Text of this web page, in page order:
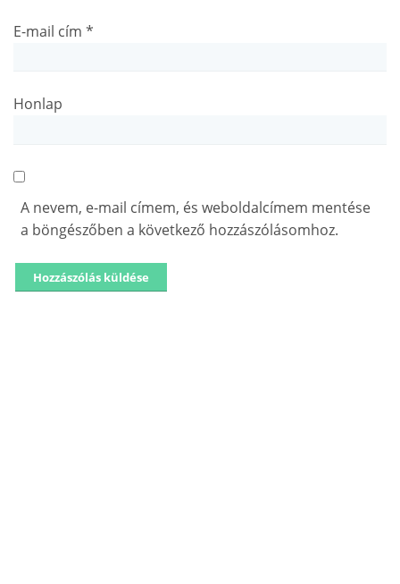
E-mail cím *
Honlap
A nevem, e-mail címem, és weboldalcímem mentése
a böngészőben a következő hozzászólásomhoz.